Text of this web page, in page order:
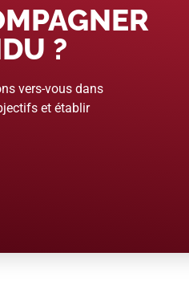
?
vers-vous dans
et établir